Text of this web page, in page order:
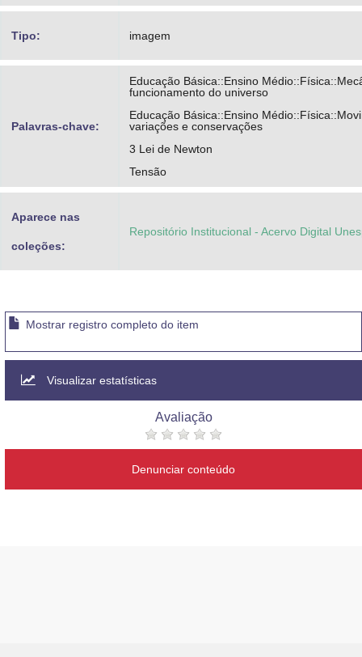
Tipo: imagem
Palavras-chave:
Educação Básica::Ensino
funcionamento do universo
Educação Básica::Ensino
variações e conservações
3 Lei de Newton
Tensão
Aparece nas
coleções:
Repositório Institucional - Acervo Digital
Mostrar registro completo do item
Visualizar estatísticas
Avaliação
Denunciar conteúdo